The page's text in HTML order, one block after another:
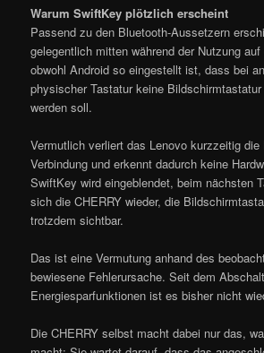
Warum SwiftKey plötzlich erscheint
Passend zu den Bluetooth-Aussetzern
gelegentlich mitten während der Nutzung
obwohl Android so eingestellt ist, dass bei
physischer Tastatur keine
werden soll.
Vermutlich verliert das Lenovo kurzzeitig die
Verbindung und erkennt dadurch keine
SwiftKey wird eingeblendet, beim nächsten
sich die CHERRY wieder, die
trotzdem sichtbar.
Das ist eine Vermutung anhand des
bewiesene Fehlerursache. Seit dem
Energiesparfunktionen ist es bisher nicht
Die CHERRY selbst macht dabei nur das,